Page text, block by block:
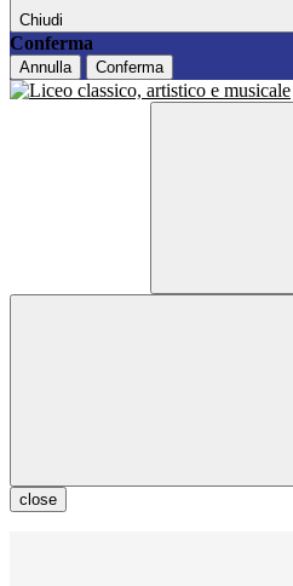
Chiudi
Conferma
Annulla Conferma
close